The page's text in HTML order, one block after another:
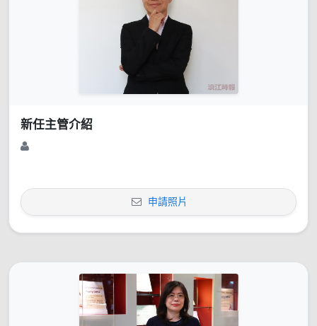
新任主管介紹
申請照片